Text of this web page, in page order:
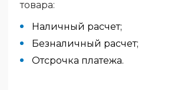
товара:
Наличный расчет;
Безналичный расчет;
Отсрочка платежа.